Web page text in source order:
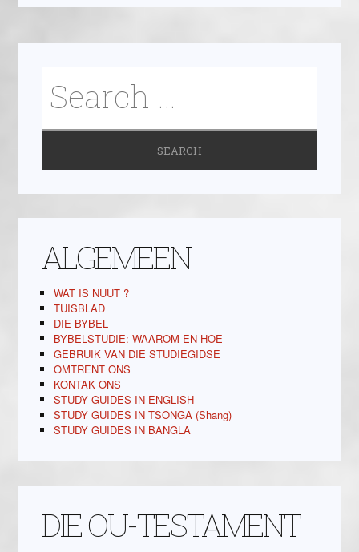
ALGEMEEN
WAT IS NUUT ?
TUISBLAD
DIE BYBEL
BYBELSTUDIE: WAAROM EN HOE
GEBRUIK VAN DIE STUDIEGIDSE
OMTRENT ONS
KONTAK ONS
STUDY GUIDES IN ENGLISH
STUDY GUIDES IN TSONGA (Shang)
STUDY GUIDES IN BANGLA
DIE OU-TESTAMENT